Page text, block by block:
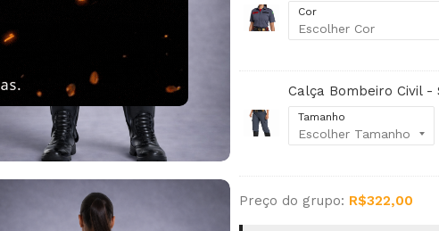
Cor
Calça Bombeiro Civil -
Tamanho
Preço do grupo: R$322,00